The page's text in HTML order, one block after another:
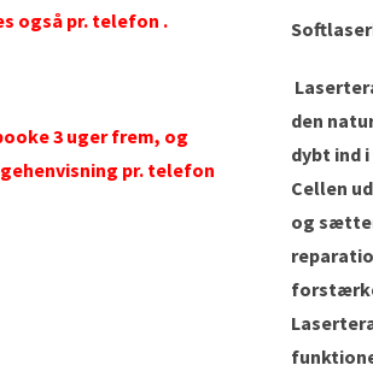
også pr. telefon .
3 uger frem, og
pr. telefon
den
dybt ind
Cellen
og